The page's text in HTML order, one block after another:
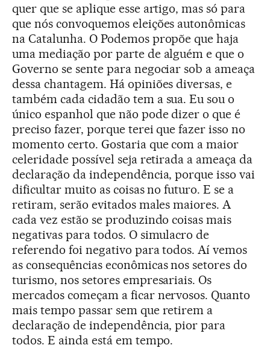
quer que se aplique esse artigo, mas só para
que nós convoquemos eleições autonômicas
na Catalunha. O Podemos propõe que haja
uma mediação por parte de alguém e que o
Governo se sente para negociar sob a ameaça
dessa chantagem. Há opiniões diversas, e
também cada cidadão tem a sua. Eu sou o
único espanhol que não pode dizer o que é
preciso fazer, porque terei que fazer isso no
momento certo. Gostaria que com a maior
celeridade possível seja retirada a ameaça da
declaração da independência, porque isso vai
dificultar muito as coisas no futuro. E se a
retiram, serão evitados males maiores. A
cada vez estão se produzindo coisas mais
negativas para todos. O simulacro de
referendo foi negativo para todos. Aí vemos
as consequências econômicas nos setores do
turismo, nos setores empresariais. Os
mercados começam a ficar nervosos. Quanto
mais tempo passar sem que retirem a
declaração de independência, pior para
todos. E ainda está em tempo.